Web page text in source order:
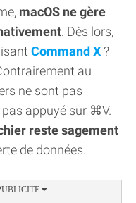
macOS ne gère
. Dès lors,
Command X?
au
ne sont pas
appuyé sur ⌘V.
reste sagement
de données.